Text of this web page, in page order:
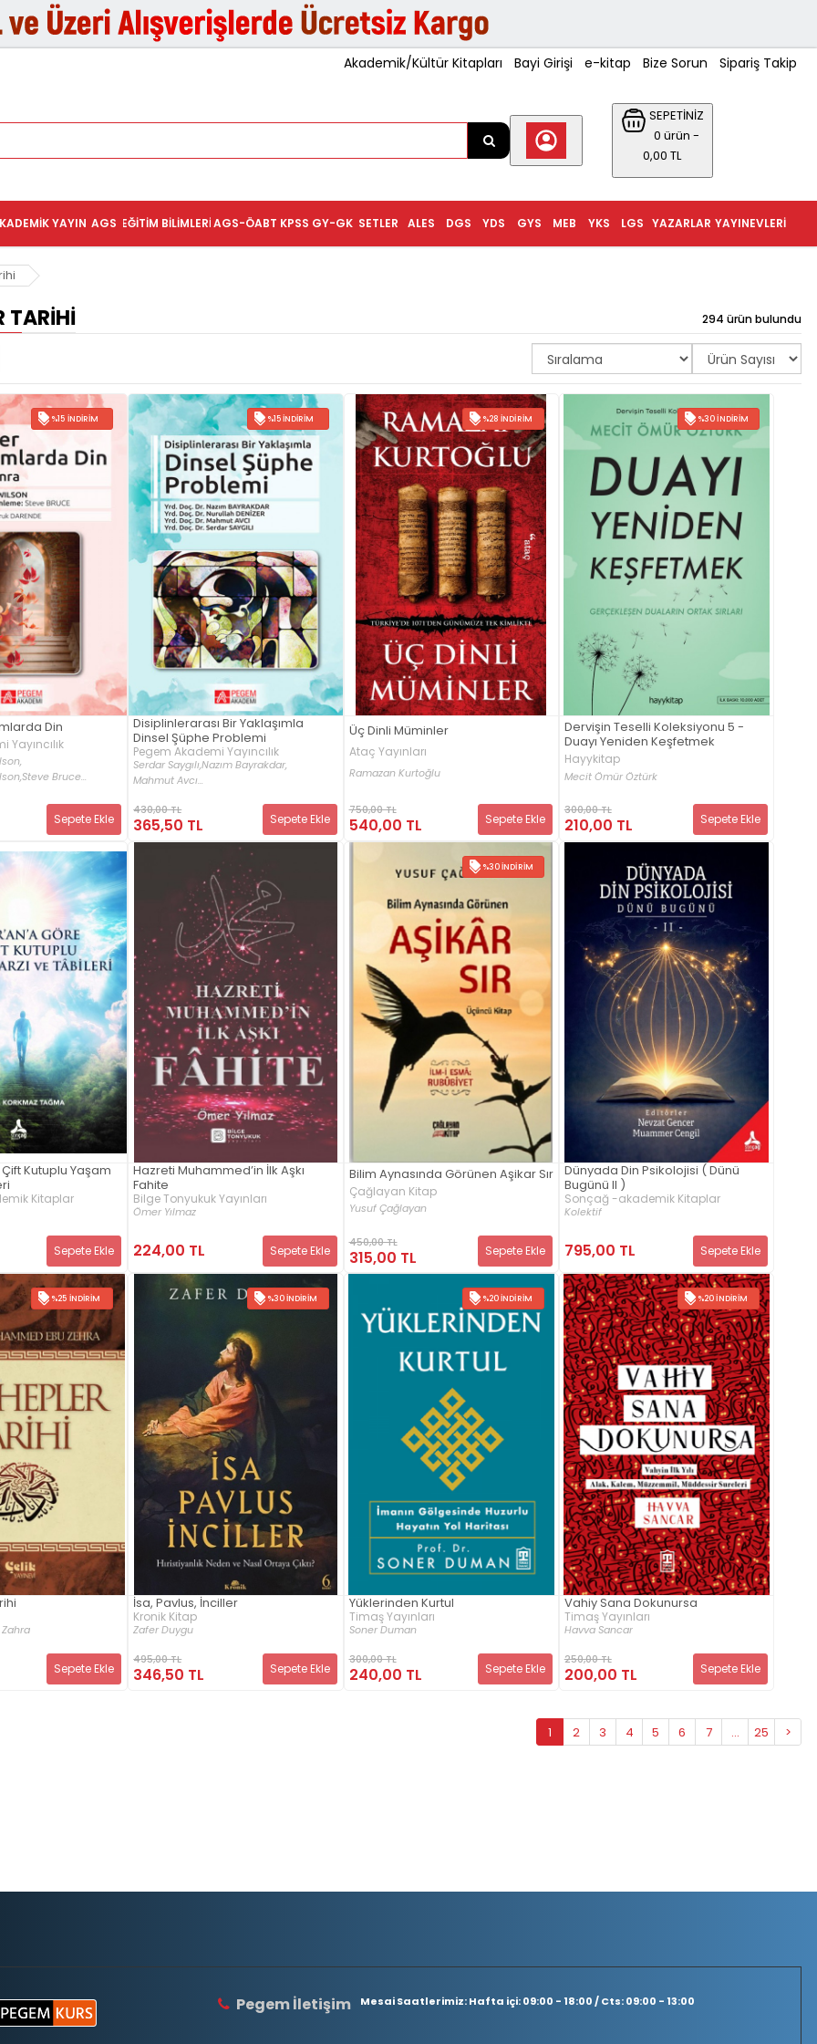
Akademik/Kültür Kitapları Bayi Girişi e-kitap Bize Sorun Sipariş Takip
SEPETİNİZ
0 ürün -
0,00 TL
YAYINEVLERI
YAZARLAR
LGS
YKS
MEB
GYS
YDS
DGS
ALES
SETLER
KPSS GY-GK
AGS-ÖABT
EĞITIM BILIMLERI
AGS
YAYIN
TARIHI 294 ürün bulundu
%15 İNDIRIM
Din
Yayıncılık
Steve Bruce...
Sepete Ekle
%15 İNDIRIM
Disiplinlerarası Bir Yaklaşımla
Dinsel Şüphe Problemi
Pegem Akademi Yayıncılık
Serdar Saygılı,Nazım Bayrakdar,
Mahmut Avcı...
430,00 TL
365,50 TL Sepete Ekle
%28 İNDIRIM
Üç Dinli Müminler
Ataç Yayınları
Ramazan Kurtoğlu
750,00 TL
540,00 TL Sepete Ekle
%30 İNDIRIM
Dervişin Teselli Koleksiyonu 5 -
Duayı Yeniden Keşfetmek
Hayykitap
Mecit Ömür Öztürk
300,00 TL
210,00 TL Sepete Ekle
Kutuplu Yaşam
Kitaplar
Sepete Ekle
Hazreti Muhammed’in İlk Aşkı
Fahite
Bilge Tonyukuk Yayınları
Ömer Yılmaz
224,00 TL Sepete Ekle
%30 İNDIRIM
Bilim Aynasında Görünen Aşikar Sır
Çağlayan Kitap
Yusuf Çağlayan
450,00 TL
315,00 TL Sepete Ekle
Dünyada Din Psikolojisi ( Dünü
Bugünü II )
Sonçağ -akademik Kitaplar
Kolektif
795,00 TL Sepete Ekle
%25 İNDIRIM
Sepete Ekle
%30 İNDIRIM
İsa, Pavlus, İnciller
Kronik Kitap
Zafer Duygu
495,00 TL
346,50 TL Sepete Ekle
%20 İNDIRIM
Yüklerinden Kurtul
Timaş Yayınları
Soner Duman
300,00 TL
240,00 TL Sepete Ekle
%20 İNDIRIM
Vahiy Sana Dokunursa
Timaş Yayınları
Havva Sancar
250,00 TL
200,00 TL Sepete Ekle
1 2 3 4 5 6 7 ... 25 >
Pegem İletişim Mesai Saatlerimiz: Hafta içi: 09:00 - 18:00 / Cts: 09:00 - 13:00